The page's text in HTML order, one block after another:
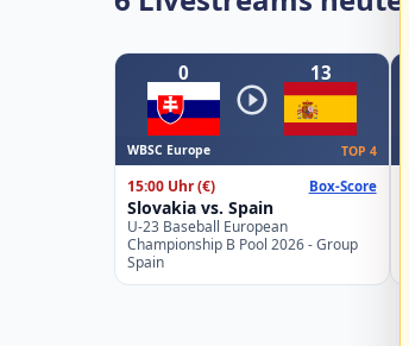
0 13
WBSC Europe TOP 4
15:00 Uhr(€) Box-Score
Slovakia vs. Spain
U-23 Baseball European
Championship B Pool 2026 - Group
Spain